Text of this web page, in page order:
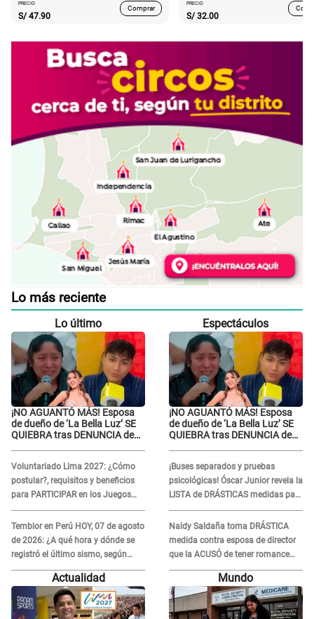
PRECIO
S/ 47.90
Comprar
PRECIO
S/ 32.00
Lo más reciente
Lo último
¡NO AGUANTÓ MÁS! Esposa
de dueño de ‘La Bella Luz’ SE
QUIEBRA tras DENUNCIA de
Voluntariado Lima 2027: ¿Cómo
postular?, requisitos y beneficios
para PARTICIPAR en los Juegos
Panamericanos
Temblor en Perú HOY, 07 de agosto
de 2026: ¿A qué hora y dónde se
registró el último sismo, según
IGP?
Espectáculos
¡NO AGUANTÓ MÁS! Esposa
de dueño de ‘La Bella Luz’ SE
QUIEBRA tras DENUNCIA de
¡Buses separados y pruebas
psicológicas! Óscar Junior revela la
LISTA de DRÁSTICAS medidas para
prevenir acoso en 'La Bella Luz' tras
caso Naldy Saldaña
Naldy Saldaña toma DRÁSTICA
medida contra esposa de director
que la ACUSÓ de tener romance
con él: "Muy triste..."
Actualidad Mundo